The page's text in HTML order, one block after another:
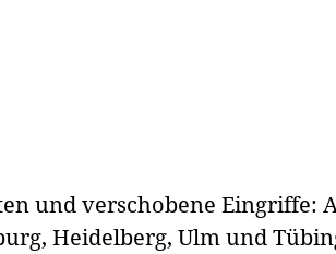
und verschobene Eingriffe:
Heidelberg, Ulm und